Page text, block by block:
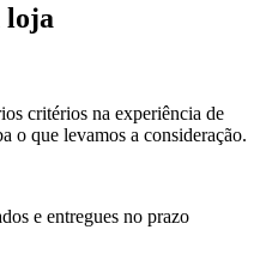
loja
critérios na experiência de
o que levamos a consideração.
e entregues no prazo